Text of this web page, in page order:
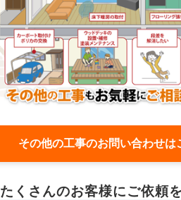
その他の工事のお問い合わせ
たくさんのお客様にご依頼